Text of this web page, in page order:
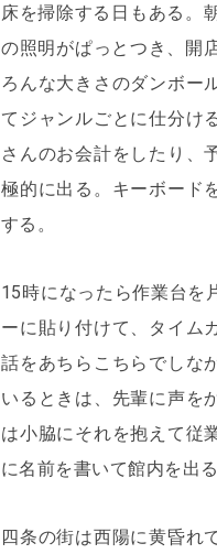
@pizzaplanet_hom
@fukutomimurray
https://
ー
床を掃除する日もある。
の照明がぱっとつき、開
ろんな大きさのダンボー
てジャンルごとに仕分け
さんのお会計をしたり、
極的に出る。キーボード
する。
15時になったら作業台を
ーに貼り付けて、タイム
話をあちらこちらでしな
いるときは、先輩に声を
は小脇にそれを抱えて従
に名前を書いて館内を出る
四条の街は西陽に黄昏れ